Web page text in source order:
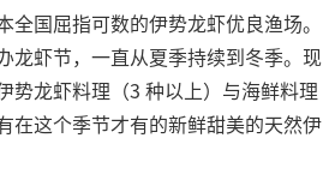
国屈指可数的伊势龙虾优良渔场。
龙虾节，一直从夏季持续到冬季。现
势龙虾料理（3 种以上）与海鲜料理
在这个季节才有的新鲜甜美的天然伊